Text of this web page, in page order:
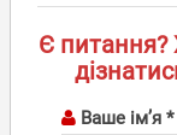
Є питання?
Ваше ім’я *